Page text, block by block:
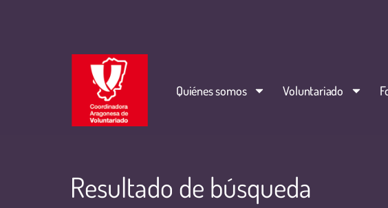
Quiénes somos Voluntariado
Resultado de búsqueda